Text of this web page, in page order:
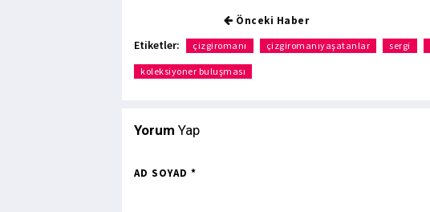
Önceki Haber
Etiketler: çizgiromanı çizgiromanıyaşatanlar sergi
koleksiyoner buluşması
Yorum Yap
AD SOYAD *